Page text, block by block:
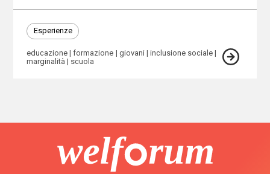
Esperienze
educazione formazione giovani
inclusione sociale
marginalità
scuola